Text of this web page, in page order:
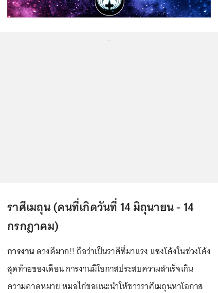
ราศีเมถุน (คนที่เกิดวันที่ 14 มิถุนายน - 14
กรกฎาคม)
การงาน ดวงดีมาก!! ถือว่าเป็นราศีที่มาแรง แซงโค้งในช่วงโค้ง
สุดท้ายของเดือน การงานมีโอกาสประสบความสำเร็จเกิน
ความคาดหมาย หมอไก่ขอแนะนำให้ชาวราศีเมถุนหาโอกาส